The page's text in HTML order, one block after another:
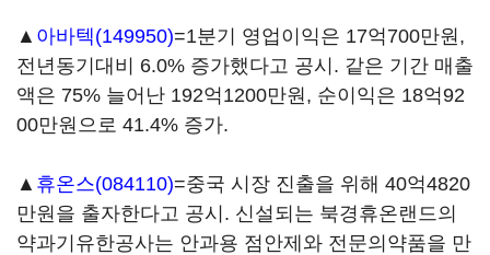
▲ 아바텍(149950)=1분기 영업이익은 17억700만원,
전년동기대비 6.0% 증가했다고 공시. 같은 기간 매출
액은 75% 늘어난 192억1200만원, 순이익은 18억92
00만원으로 41.4% 증가.
▲ 휴온스(084110)=중국 시장 진출을 위해 40억4820
만원을 출자한다고 공시. 신설되는 북경휴온랜드의
약과기유한공사는 안과용 점안제와 전문의약품을 만